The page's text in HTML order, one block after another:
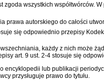
wszystkich współtwórców.
prawa autorskiego do całości
się odpowiednio przepisy
każdy z nich może
art. 9 ust. 2-4 stosuje się
lub publikacji
przysługuje prawo do tytułu.